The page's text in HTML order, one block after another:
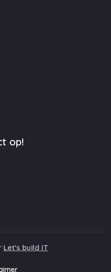
op!
Let's build IT